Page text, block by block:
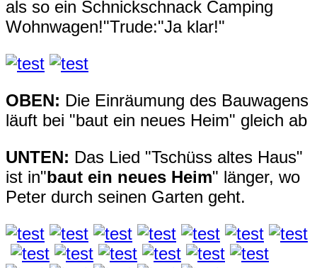
als so ein Schnickschnack Camping
Wohnwagen!"Trude:"Ja klar!"
OBEN: Die Einräumung des Bauwagens
läuft bei "baut ein neues Heim" gleich ab
UNTEN: Das Lied "Tschüss altes Haus"
ist in"baut ein neues Heim" länger, wo
Peter durch seinen Garten geht.